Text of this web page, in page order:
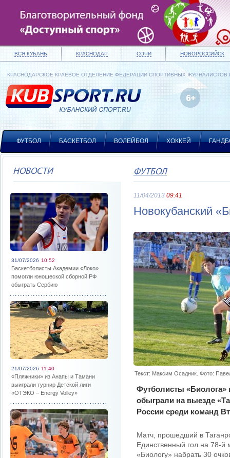
ВСЯ КУБАНЬ КРАСНОДАР СОЧИ НОВОРОССИЙСК
КРАСНОДАРСКОЕ КРАЕВОЕ ОТДЕЛЕНИЕ ФЕДЕРАЦИИ СПОРТИВНЫХ ЖУРНАЛИСТОВ
ФУТБОЛ БАСКЕТБОЛ ВОЛЕЙБОЛ ХОККЕЙ
НОВОСТИ
31/07/2026 10:52
Баскетболисты Академии «Локо»
помогли юношеской сборной РФ
обыграть Сербию
21/07/2026 11:40
«Пляжники» из Анапы и Тамани
выиграли турнир Детской лиги
«ОТЭКО – Energy Volley»
ФУТБОЛ
11/04/2013 09:41
Новокубанский
Текст: Максим Осадник. Фото:
Футболисты «Биолога»
обыграли на выезде
России среди команд
Матч, прошедший в
Единственный гол на 78-
«Биологу» набрать 30